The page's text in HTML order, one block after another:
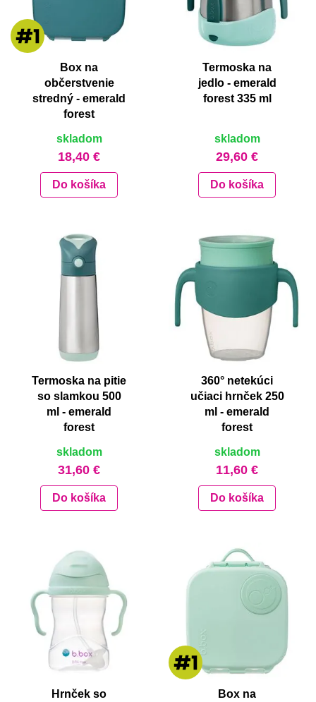
Box na
občerstvenie
stredný - emerald
forest
skladom
18,40 €
Do košíka
Termoska na
jedlo - emerald
forest 335 ml
skladom
29,60 €
Do košíka
Termoska na pitie
so slamkou 500
ml - emerald
forest
skladom
31,60 €
Do košíka
360° netekúci
učiaci hrnček 250
ml - emerald
forest
skladom
11,60 €
Do košíka
Hrnček so
Box na